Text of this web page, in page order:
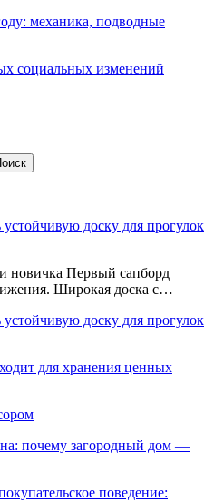
механика, подводные
социальных изменений
доску для прогулок
новичка Первый сапборд
Широкая доска с…
доску для прогулок
для хранения ценных
почему загородный дом —
поведение: